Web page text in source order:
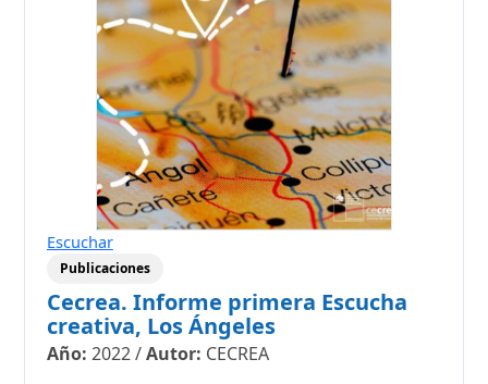
Escuchar
Publicaciones
Cecrea. Informe primera Escucha
creativa, Los Ángeles
Año: 2022/Autor: CECREA